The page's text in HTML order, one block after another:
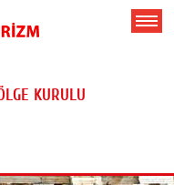
KURULU